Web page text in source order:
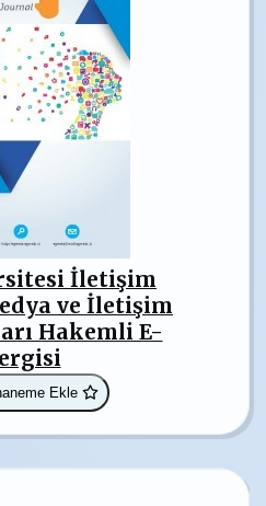
İletişim
ve İletişim
Hakemli E-
Ekle